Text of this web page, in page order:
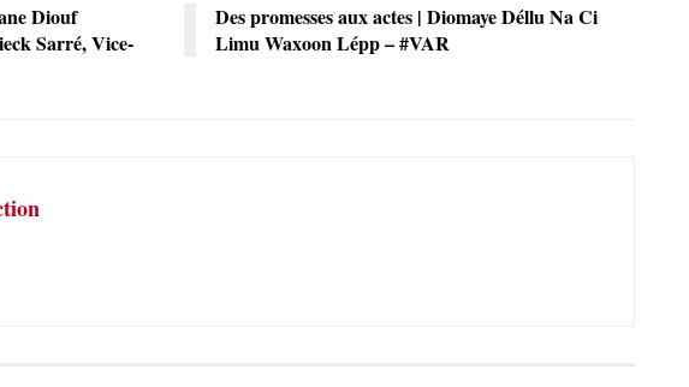
Diouf
Sarré, Vice-
Des promesses aux actes | Diomaye Déllu Na Ci
Limu Waxoon Lépp – #VAR